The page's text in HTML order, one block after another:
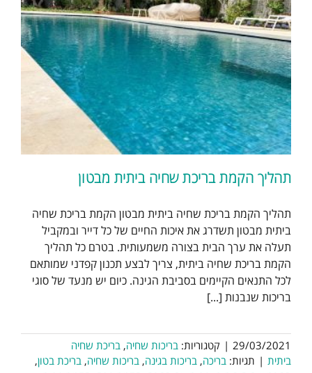
תהליך הקמת בריכת שחיה ביתית מבטון
תהליך הקמת בריכת שחיה ביתית מבטון הקמת בריכת שחיה
ביתית מבטון תשדרג את איכות החיים של כל דייר ובמקביל
תעלה את ערך הבית בצורה משמעותית. בטרם כל תהליך
הקמת בריכת שחיה ביתית, צריך לבצע תכנון קפדני שמותאם
לכל התנאים הקיימים בסביבת הגינה. כיום יש מנעד של סוגי
בריכות שנבנות [...]
29/03/2021
| קטגוריות: בריכות שחיה, בריכת שחיה
ביתית | תגיות: בריכה, בריכות בגינה, בריכות שחיה, בריכת בטון,